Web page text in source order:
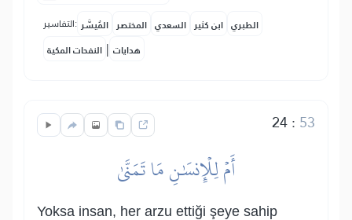
التفاسير: المُيسَّر المختصر السعدي ابن كثير الطبري
النفحات المكية | هدايات
24: 53
أَمۡ لِلۡإِنسَٰنِ مَا تَمَنَّىٰ
Yoksa insan, her arzu ettiği şeye sahip